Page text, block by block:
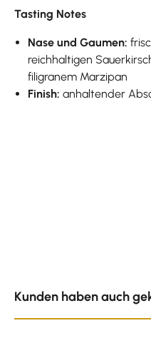
Tasting Notes
Nase und Gaumen:
reichhaltigen
filigranem Marzipan
Finish:anhaltender
Kunden haben auch